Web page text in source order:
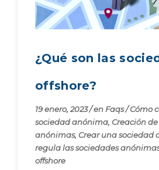
¿Qué son las
offshore?
19 enero, 2023/en Faqs/Cómo
sociedad anónima, Creación
anónimas, Crear una sociedad
regula las sociedades
offshore